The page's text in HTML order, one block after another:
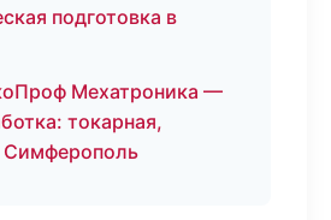
подготовка в
Мехатроника —
токарная,
Симферополь